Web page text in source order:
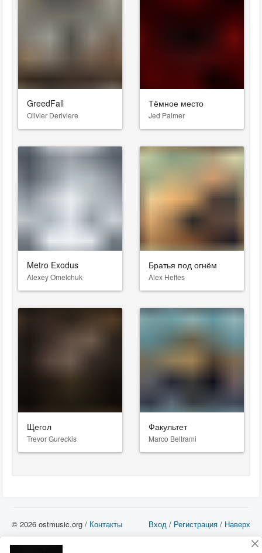
GreedFall
Olivier Deriviere
Тёмное место
Jed Palmer
Metro Exodus
Alexey Omelchuk
Братья под огнём
Alex Heffes
Щегол
Trevor Gureckis
Факультет
Marco Beltrami
Вход / Регистрация / Наверх
© 2026 ostmusic.org / Контакты